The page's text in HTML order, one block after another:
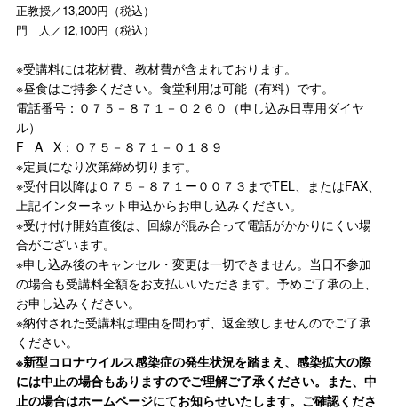
正教授／13,200円（税込）
門 人／12,100円（税込）
※受講料には花材費、教材費が含まれております。
※昼食はご持参ください。食堂利用は可能（有料）です。
電話番号：０７５－８７１－０２６０（申し込み日専用ダイヤ
ル）
F A X：０７５－８７１－０１８９
※定員になり次第締め切ります。
※受付日以降は０７５－８７１ー００７３までTEL、またはFAX、
上記インターネット申込からお申し込みください。
※受け付け開始直後は、回線が混み合って電話がかかりにくい場
合がございます。
※申し込み後のキャンセル・変更は一切できません。当日不参加
の場合も受講料全額をお支払いいただきます。予めご了承の上、
お申し込みください。
※納付された受講料は理由を問わず、返金致しませんのでご了承
ください。
※新型コロナウイルス感染症の発生状況を踏まえ、感染拡大の際
には中止の場合もありますのでご理解ご了承ください。また、中
止の場合はホームページにてお知らせいたします。ご確認くださ